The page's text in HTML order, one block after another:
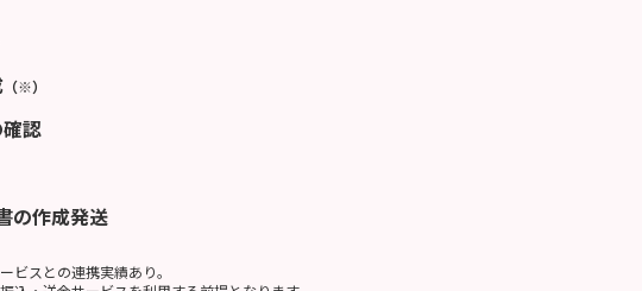
（※）
認
の作成発送
スとの連携実績あり。